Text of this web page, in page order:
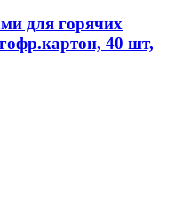
для горячих
40 шт,